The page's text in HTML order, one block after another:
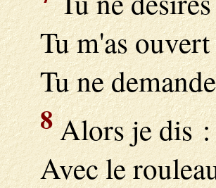
Tu m'as
Tu ne
8Alors je dis :
Avec le